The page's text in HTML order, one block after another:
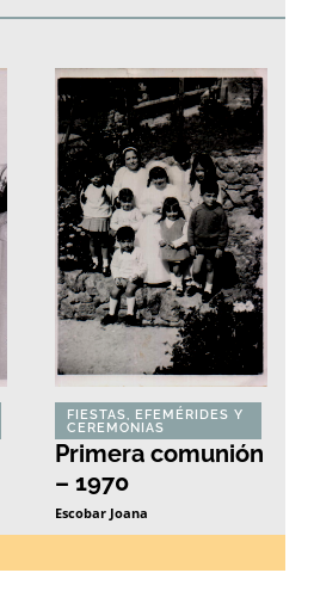
FIESTAS, EFEMÉRIDES Y
CEREMONIAS
Primera comunión
– 1970
Escobar Joana